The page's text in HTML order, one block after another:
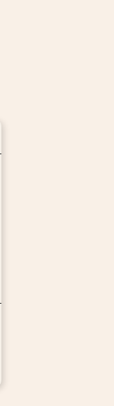
warranty
chosen,
to rigorous
can